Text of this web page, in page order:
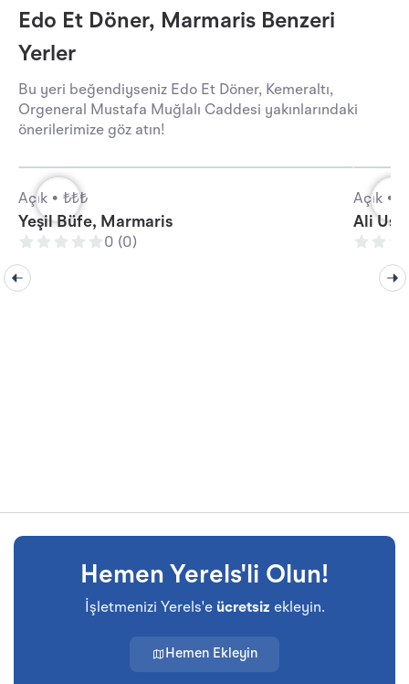
Edo Et Döner, Marmaris Benzeri
Yerler
Bu yeri beğendiyseniz Edo Et Döner, Kemeraltı,
Orgeneral Mustafa Muğlalı Caddesi yakınlarındaki
önerilerimize göz atın!
Açık • ₺₺₺
Yeşil Büfe, Marmaris
0 (0)
Açık •
Ali
Hemen Yerels'li Olun!
İşletmenizi Yerels'e ücretsiz ekleyin.
Hemen Ekleyin